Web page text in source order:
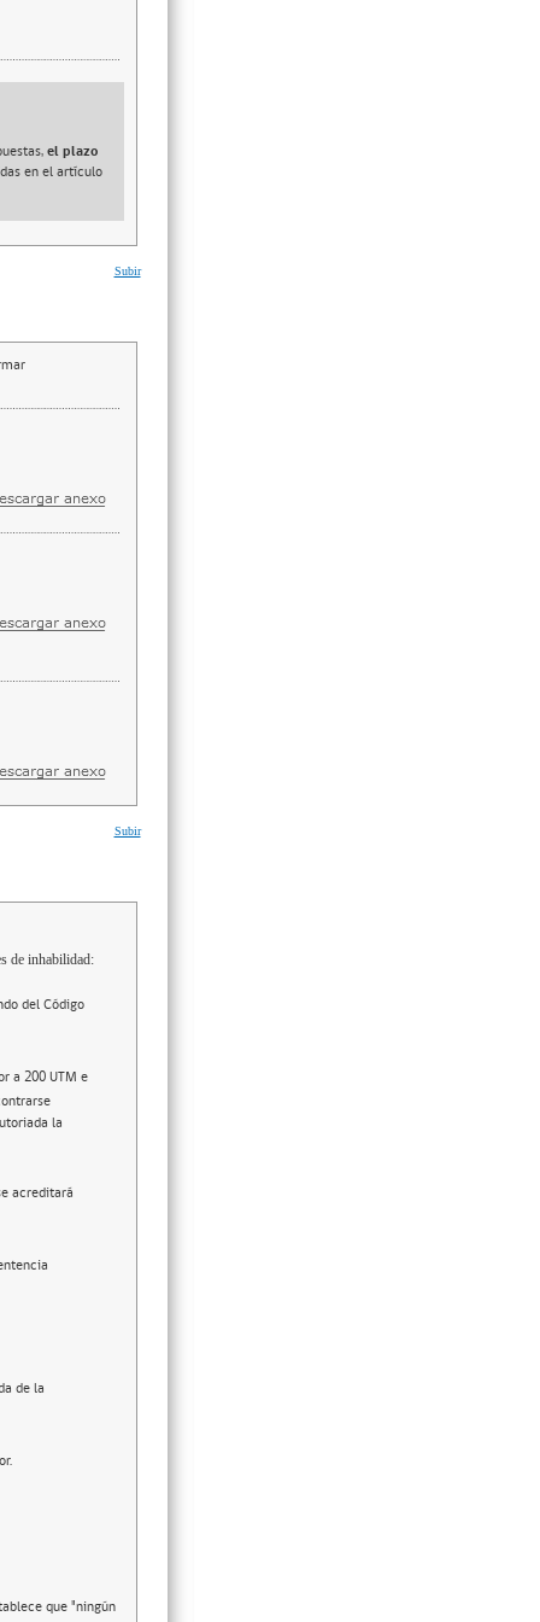
el plazo
en el artículo
Subir
Subir
de inhabilidad:
del Código
a 200 UTM e
la
acreditará
de la
que "ningún